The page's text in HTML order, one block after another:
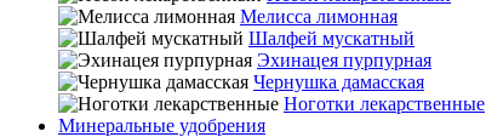
Мелисса лимонная
Шалфей мускатный
Эхинацея пурпурная
Чернушка дамасская
Ноготки лекарственные
Минеральные удобрения